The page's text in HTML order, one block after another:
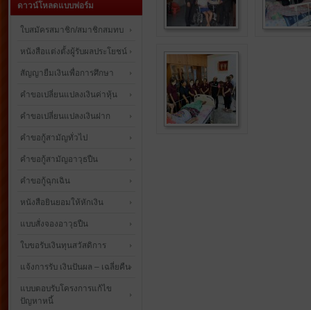
ดาวน์โหลดแบบฟอร์ม
ใบสมัครสมาชิก/สมาชิกสมทบ
หนังสือแต่งตั้งผู้รับผลประโยชน์
สัญญายืมเงินเพื่อการศึกษา
คำขอเปลี่ยนแปลงเงินค่าหุ้น
คำขอเปลี่ยนแปลงเงินฝาก
คำขอกู้สามัญทั่วไป
คำขอกู้สามัญอาวุธปืน
คำขอกู้ฉุกเฉิน
หนังสือยินยอมให้หักเงิน
แบบสั่งจองอาวุธปืน
ใบขอรับเงินทุนสวัสดิการ
แจ้งการรับ เงินปันผล – เฉลี่ยคืน
แบบตอบรับโครงการแก้ไข
ปัญหาหนี้